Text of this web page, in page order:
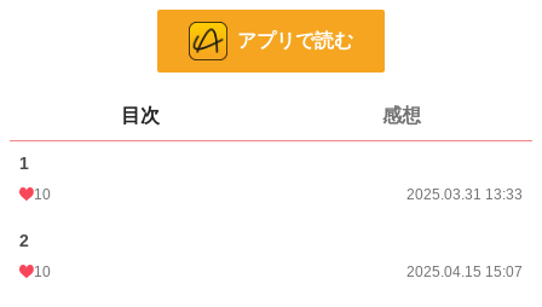
2025.03.31 13:33
週間ポイント
月間ポイント
年間ポイント
アプリで読む
目次 感想
1
10 2025.03.31 13:33
2
10 2025.04.15 15:07